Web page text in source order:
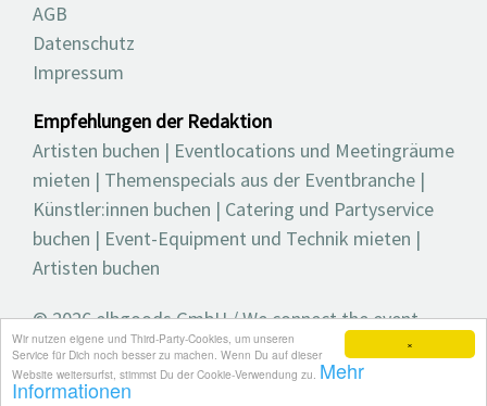
×
Wir nutzen eigene und Third-Party-Cookies, um unseren
Service für Dich noch besser zu machen. Wenn Du auf dieser
Website weitersurfst, stimmst Du der Cookie-Verwendung zu. Mehr
Informationen
AGB
Datenschutz
Impressum
Empfehlungen der Redaktion
Artisten buchen | Eventlocations und Meetingräume
mieten | Themenspecials aus der Eventbranche |
Künstler:innen buchen | Catering und Partyservice
buchen | Event-Equipment und Technik mieten |
Artisten buchen
© 2026 elbgoods GmbH / We connect the event
industry / Medienvielfalt für die Eventplanung /
Eventbranchenbuch, Blog, Magazin und mehr